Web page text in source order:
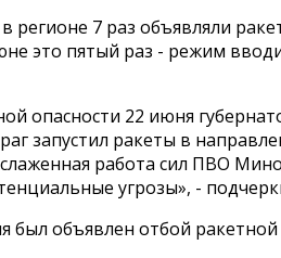
7 раз объявляли
это пятый раз - режим
опасности 22 июня
запустил ракеты в
слаженная работа сил ПВО
угрозы», -
был объявлен отбой ракетной